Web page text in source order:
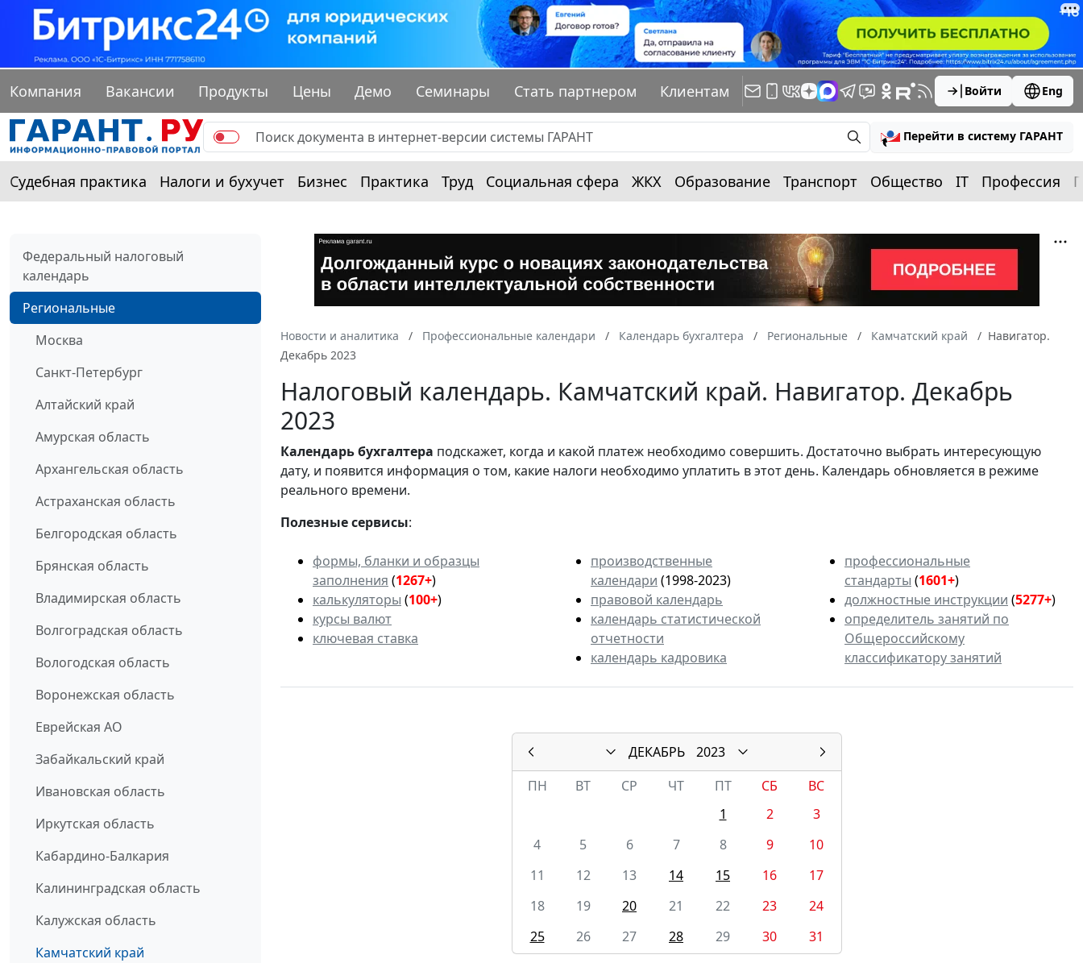
Компания Вакансии Продукты Цены Демо Семинары Стать партнером Клиентам Войти Eng
Перейти в систему ГАРАНТ
Судебная практика Налоги и бухучет Бизнес Практика Труд Социальная сфера ЖКХ Образование Транспорт Общество IT Профессия
Федеральный налоговый
календарь
Региональные
Москва
Санкт-Петербург
Алтайский край
Амурская область
Архангельская область
Астраханская область
Белгородская область
Брянская область
Владимирская область
Волгоградская область
Вологодская область
Воронежская область
Еврейская АО
Забайкальский край
Ивановская область
Иркутская область
Кабардино-Балкария
Калининградская область
Калужская область
Камчатский край
Новости и аналитика Профессиональные календари Календарь бухгалтера Региональные Камчатский край
Навигатор.
Декабрь 2023
Налоговый календарь. Камчатский край. Навигатор. Декабрь
2023
Календарьбухгалтера подскажет, когда и какой платеж необходимо совершить. Достаточно выбрать интересующую
дату, и появится информация о том, какие налоги необходимо уплатить в этот день. Календарь обновляется в режиме
реального времени.
Полезные сервисы:
формы, бланки и образцы
заполнения (1267+)
калькуляторы (100+)
курсы валют
ключевая ставка
производственные
календари (1998-2023)
правовой календарь
календарь статистической
отчетности
календарь кадровика
профессиональные
стандарты (1601+)
должностные инструкции (5277+)
определитель занятий по
Общероссийскому
классификатору занятий
ДЕКАБРЬ
2023
ПН
ВТ СР ЧТ ПТ СБ
ВС
1
2
3
4
5 6 7 8 9
10
11
12 13 14 15 16
17
18
19 20 21 22 23
24
25
26 27 28 29 30 31